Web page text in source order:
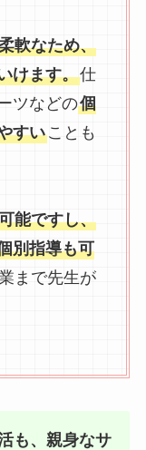
軟なため、
けます。仕
ツなどの個
すいことも
能ですし、
別指導も可
まで先生が
も、親身なサ